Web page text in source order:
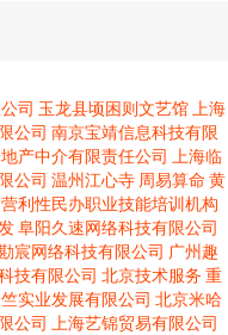
司 玉龙县顷困则文艺馆 上海
公司 南京宝靖信息科技有限
产中介有限责任公司
上海临
公司 温州江心寺 周易算命黄
营利性民办职业技能培训机构
阜阳久速网络科技有限公司
宸网络科技有限公司 广州趣
技有限公司 北京技术服务 重
实业发展有限公司 北京米哈
公司
上海艺锦贸易有限公司